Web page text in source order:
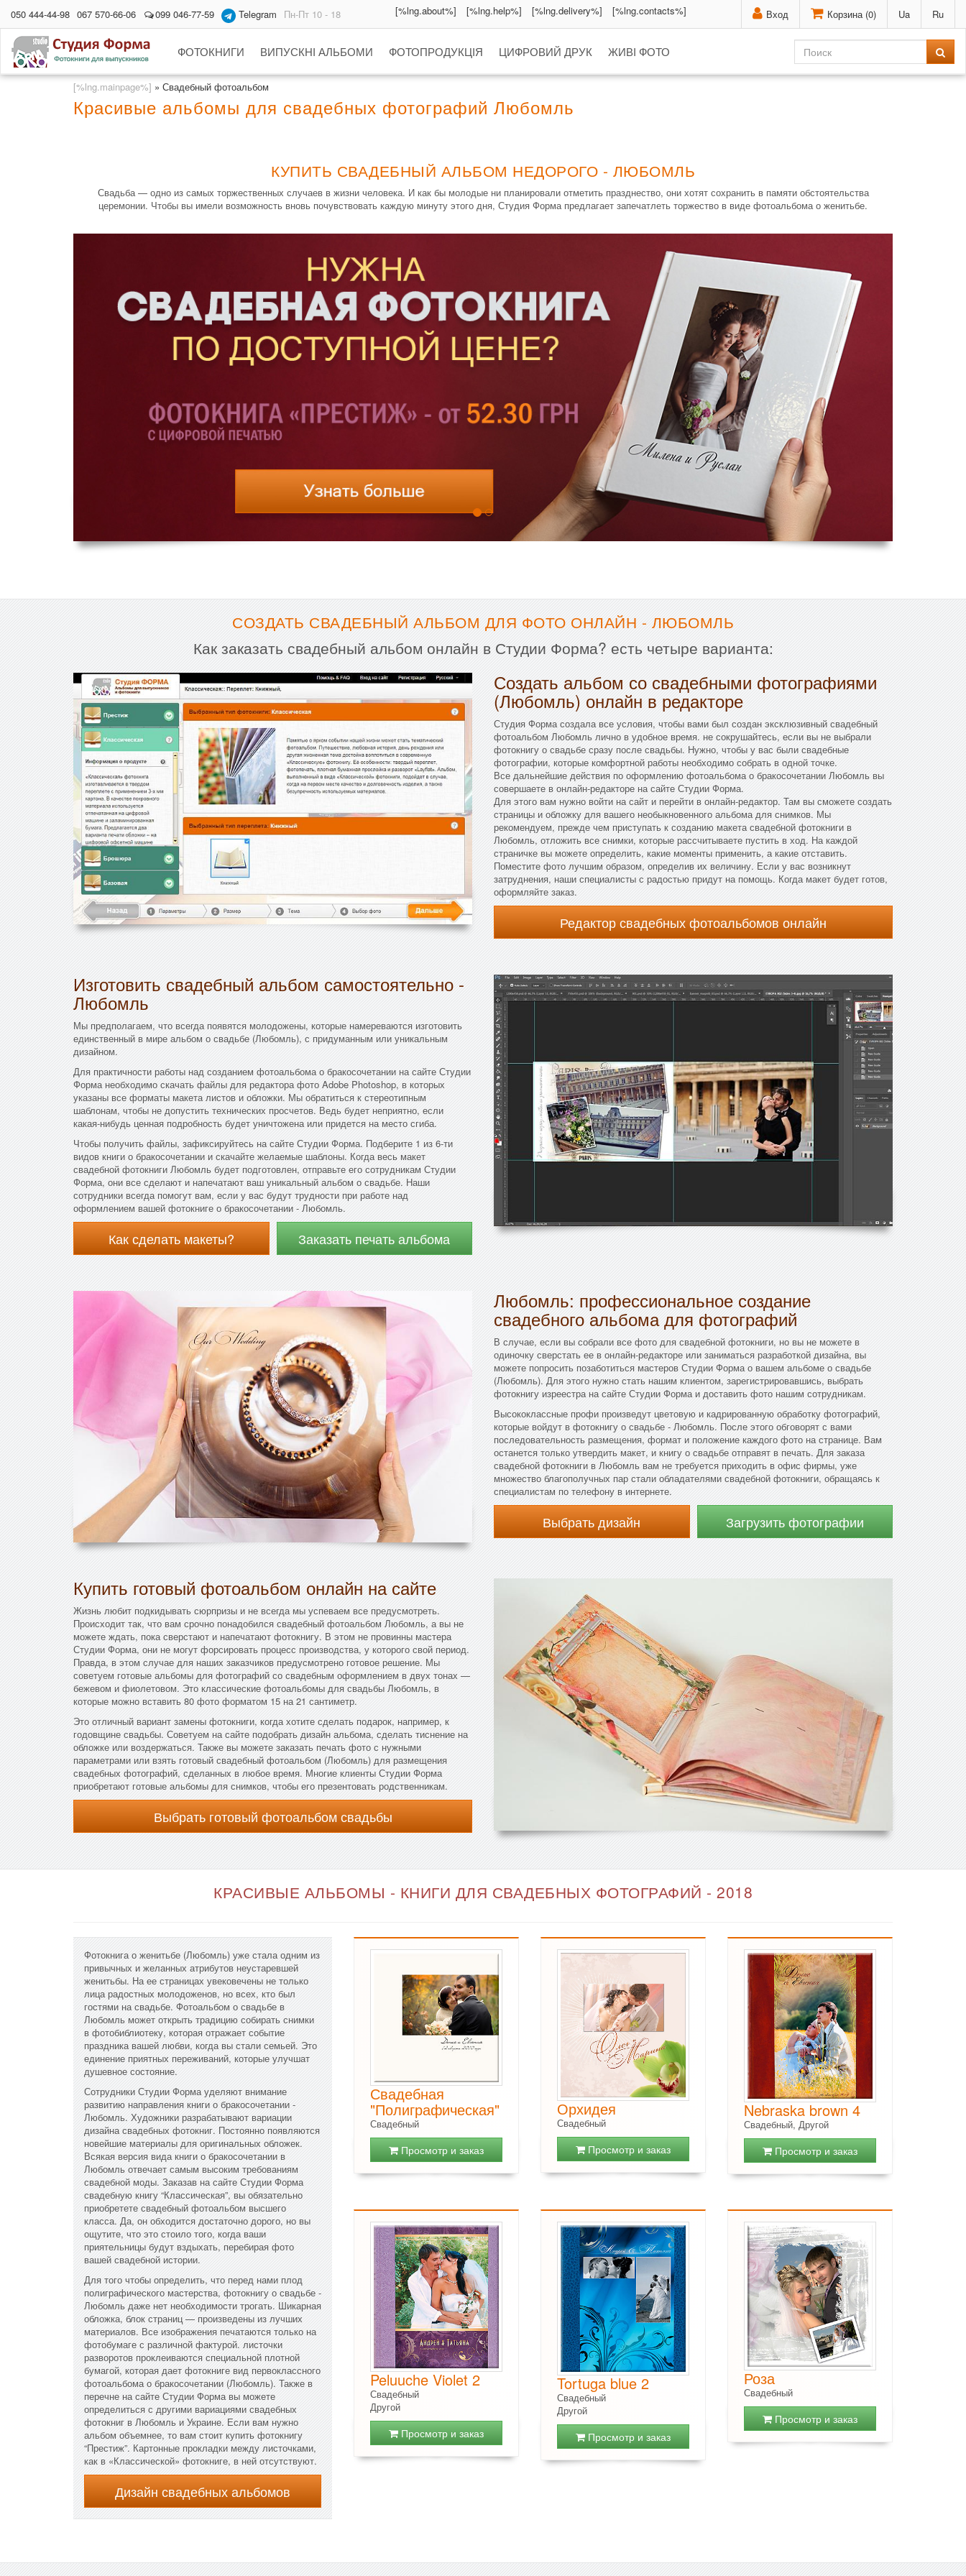
Вход Корзина (0) Ua Ru
050 444-44-98 067 570-66-06 099 046-77-59 Telegram Пн-Пт 10 - 18 [%lng.about%] [%lng.help%] [%lng.delivery%] [%lng.contacts%]
ФОТОКНИГИ ВИПУСКНІ АЛЬБОМИ ФОТОПРОДУКЦІЯ ЦИФРОВИЙ ДРУК ЖИВІ ФОТО
[%lng.mainpage%] » Свадебный фотоальбом
Красивые альбомы для свадебных фотографий Любомль
КУПИТЬ СВАДЕБНЫЙ АЛЬБОМ НЕДОРОГО - ЛЮБОМЛЬ
Свадьба — одно из самых торжественных случаев в жизни человека. И как бы молодые ни планировали отметить празднество, они хотят сохранить в памяти обстоятельства
церемонии. Чтобы вы имели возможность вновь почувствовать каждую минуту этого дня, Студия Форма предлагает запечатлеть торжество в виде фотоальбома о женитьбе.
СОЗДАТЬ СВАДЕБНЫЙ АЛЬБОМ ДЛЯ ФОТО ОНЛАЙН - ЛЮБОМЛЬ
Как заказать свадебный альбом онлайн в Студии Форма? есть четыре варианта:
Создать альбом со свадебными фотографиями
(Любомль) онлайн в редакторе
Студия Форма создала все условия, чтобы вами был создан эксклюзивный свадебный
фотоальбом Любомль лично в удобное время. не сокрушайтесь, если вы не выбрали
фотокнигу о свадьбе сразу после свадьбы. Нужно, чтобы у вас были свадебные
фотографии, которые комфортной работы необходимо собрать в одной точке.
Все дальнейшие действия по оформлению фотоальбома о бракосочетании Любомль вы
совершаете в онлайн-редакторе на сайте Студии Форма.
Для этого вам нужно войти на сайт и перейти в онлайн-редактор. Там вы сможете создать
страницы и обложку для вашего необыкновенного альбома для снимков. Мы
рекомендуем, прежде чем приступать к созданию макета свадебной фотокниги в
Любомль, отложить все снимки, которые рассчитываете пустить в ход. На каждой
страничке вы можете определить, какие моменты применить, а какие отставить.
Поместите фото лучшим образом, определив их величину. Если у вас возникнут
затруднения, наши специалисты с радостью придут на помощь. Когда макет будет готов,
оформляйте заказ.
Редактор свадебных фотоальбомов онлайн
Изготовить свадебный альбом самостоятельно -
Любомль
Мы предполагаем, что всегда появятся молодожены, которые намереваются изготовить
единственный в мире альбом о свадьбе (Любомль), с придуманным или уникальным
дизайном.
Для практичности работы над созданием фотоальбома о бракосочетании на сайте Студии
Форма необходимо скачать файлы для редактора фото Adobe Photoshop, в которых
указаны все форматы макета листов и обложки. Мы обратиться к стереотипным
шаблонам, чтобы не допустить технических просчетов. Ведь будет неприятно, если
какая-нибудь ценная подробность будет уничтожена или придется на место сгиба.
Чтобы получить файлы, зафиксируйтесь на сайте Студии Форма. Подберите 1 из 6-ти
видов книги о бракосочетании и скачайте желаемые шаблоны. Когда весь макет
свадебной фотокниги Любомль будет подготовлен, отправьте его сотрудникам Студии
Форма, они все сделают и напечатают ваш уникальный альбом о свадьбе. Наши
сотрудники всегда помогут вам, если у вас будут трудности при работе над
оформлением вашей фотокниге о бракосочетании - Любомль.
Как сделать макеты? Заказать печать альбома
Любомль: профессиональное создание
свадебного альбома для фотографий
В случае, если вы собрали все фото для свадебной фотокниги, но вы не можете в
одиночку сверстать ее в онлайн-редакторе или заниматься разработкой дизайна, вы
можете попросить позаботиться мастеров Студии Форма о вашем альбоме о свадьбе
(Любомль). Для этого нужно стать нашим клиентом, зарегистрировавшись, выбрать
фотокнигу изреестра на сайте Студии Форма и доставить фото нашим сотрудникам.
Высококлассные профи произведут цветовую и кадрированную обработку фотографий,
которые войдут в фотокнигу о свадьбе - Любомль. После этого обговорят с вами
последовательность размещения, формат и положение каждого фото на странице. Вам
останется только утвердить макет, и книгу о свадьбе отправят в печать. Для заказа
свадебной фотокниги в Любомль вам не требуется приходить в офис фирмы, уже
множество благополучных пар стали обладателями свадебной фотокниги, обращаясь к
специалистам по телефону в интернете.
Выбрать дизайн Загрузить фотографии
Купить готовый фотоальбом онлайн на сайте
Жизнь любит подкидывать сюрпризы и не всегда мы успеваем все предусмотреть.
Происходит так, что вам срочно понадобился свадебный фотоальбом Любомль, а вы не
можете ждать, пока сверстают и напечатают фотокнигу. В этом не провинны мастера
Студии Форма, они не могут форсировать процесс производства, у которого свой период.
Правда, в этом случае для наших заказчиков предусмотрено готовое решение. Мы
советуем готовые альбомы для фотографий со свадебным оформлением в двух тонах —
бежевом и фиолетовом. Это классические фотоальбомы для свадьбы Любомль, в
которые можно вставить 80 фото форматом 15 на 21 сантиметр.
Это отличный вариант замены фотокниги, когда хотите сделать подарок, например, к
годовщине свадьбы. Советуем на сайте подобрать дизайн альбома, сделать тиснение на
обложке или воздержаться. Также вы можете заказать печать фото с нужными
параметрами или взять готовый свадебный фотоальбом (Любомль) для размещения
свадебных фотографий, сделанных в любое время. Многие клиенты Студии Форма
приобретают готовые альбомы для снимков, чтобы его презентовать родственникам.
Выбрать готовый фотоальбом свадьбы
КРАСИВЫЕ АЛЬБОМЫ - КНИГИ ДЛЯ СВАДЕБНЫХ ФОТОГРАФИЙ - 2018
Фотокнига о женитьбе (Любомль) уже стала одним из
привычных и желанных атрибутов неустаревшей
женитьбы. На ее страницах увековечены не только
лица радостных молодоженов, но всех, кто был
гостями на свадьбе. Фотоальбом о свадьбе в
Любомль может открыть традицию собирать снимки
в фотобиблиотеку, которая отражает событие
праздника вашей любви, когда вы стали семьей. Это
единение приятных переживаний, которые улучшат
душевное состояние.
Сотрудники Студии Форма уделяют внимание
развитию направления книги о бракосочетании -
Любомль. Художники разрабатывают вариации
дизайна свадебных фотокниг. Постоянно появляются
новейшие материалы для оригинальных обложек.
Всякая версия вида книги о бракосочетании в
Любомль отвечает самым высоким требованиям
свадебной моды. Заказав на сайте Студии Форма
свадебную книгу “Классическая”, вы обязательно
приобретете свадебный фотоальбом высшего
класса. Да, он обходится достаточно дорого, но вы
ощутите, что это стоило того, когда ваши
приятельницы будут вздыхать, перебирая фото
вашей свадебной истории.
Для того чтобы определить, что перед нами плод
полиграфического мастерства, фотокнигу о свадьбе -
Любомль даже нет необходимости трогать. Шикарная
обложка, блок страниц — произведены из лучших
материалов. Все изображения печатаются только на
фотобумаге с различной фактурой. листочки
разворотов проклеиваются специальной плотной
бумагой, которая дает фотокниге вид первоклассного
фотоальбома о бракосочетании (Любомль). Также в
перечне на сайте Студии Форма вы можете
определиться с другими вариациями свадебных
фотокниг в Любомль и Украине. Если вам нужно
альбом объемнее, то вам стоит купить фотокнигу
“Престиж”. Картонные прокладки между листочками,
как в «Классической» фотокниге, в ней отсутствуют.
Дизайн свадебных альбомов
Свадебная
"Полиграфическая"
Свадебный
Просмотр и заказ
Орхидея
Свадебный
Просмотр и заказ
Nebraska brown 4
Свадебный, Другой
Просмотр и заказ
Peluuche Violet 2
Свадебный
Другой
Просмотр и заказ
Tortuga blue 2
Свадебный
Другой
Просмотр и заказ
Роза
Свадебный
Просмотр и заказ